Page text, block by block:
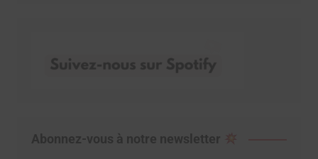
Abonnez-vous à notre newsletter